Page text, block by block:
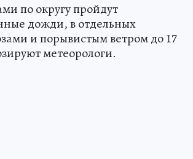
по округу пройдут
дожди, в отдельных
и порывистым ветром до 17
метеорологи.